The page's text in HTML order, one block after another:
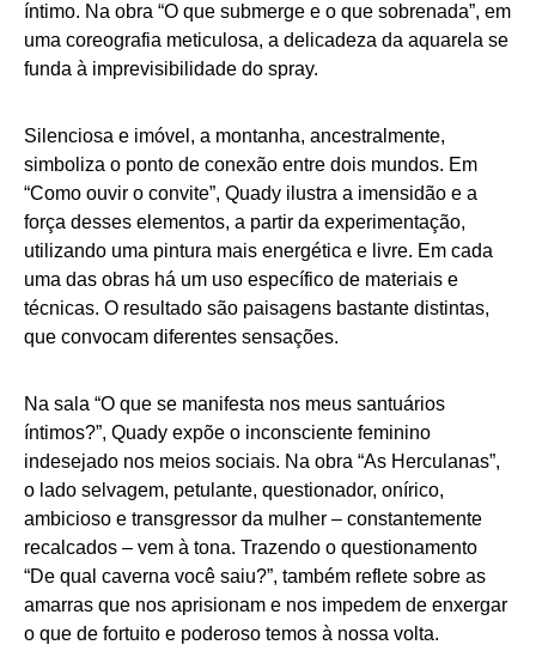
íntimo. Na obra “O que submerge e o que sobrenada”, em
uma coreografia meticulosa, a delicadeza da aquarela se
funda à imprevisibilidade do spray.
Silenciosa e imóvel, a montanha, ancestralmente,
simboliza o ponto de conexão entre dois mundos. Em
“Como ouvir o convite”, Quady ilustra a imensidão e a
força desses elementos, a partir da experimentação,
utilizando uma pintura mais energética e livre. Em cada
uma das obras há um uso específico de materiais e
técnicas. O resultado são paisagens bastante distintas,
que convocam diferentes sensações.
Na sala “O que se manifesta nos meus santuários
íntimos?”, Quady expõe o inconsciente feminino
indesejado nos meios sociais. Na obra “As Herculanas”,
o lado selvagem, petulante, questionador, onírico,
ambicioso e transgressor da mulher – constantemente
recalcados – vem à tona. Trazendo o questionamento
“De qual caverna você saiu?”, também reflete sobre as
amarras que nos aprisionam e nos impedem de enxergar
o que de fortuito e poderoso temos à nossa volta.